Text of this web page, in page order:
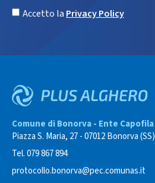
Accetto la Privacy Policy
Comune di Bonorva - Ente Capofila
Piazza S. Maria, 27 - 07012 Bonorva (SS)
Tel. 079 867 894
protocollo.bonorva@pec.comunas.it